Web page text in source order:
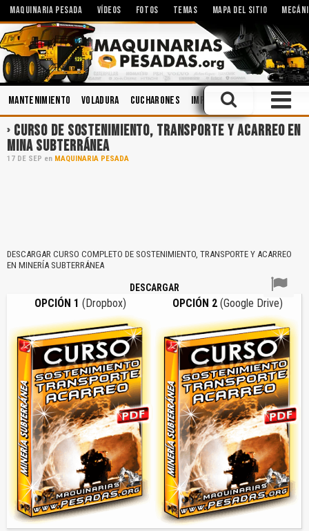
MAQUINARIA PESADA VÍDEOS FOTOS TEMAS MAPA DEL SITIO
Mantenimiento Voladura Cucharones Implementos Minería
CURSO DE SOSTENIMIENTO, TRANSPORTE Y ACARREO EN
MINA SUBTERRÁNEA
17 DE SEP en MAQUINARIA PESADA
DESCARGAR CURSO COMPLETO DE SOSTENIMIENTO, TRANSPORTE Y ACARREO
EN MINERÍA SUBTERRÁNEA
DESCARGAR
OPCIÓN 1 (Dropbox) OPCIÓN 2 (Google Drive)